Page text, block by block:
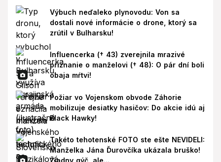
Výbuch neďaleko plynovodu: Von sa
dostali nové informácie o drone, ktorý sa
zrútil v Bulharsku!
Influencerka († 43) zverejnila mrazivé
priznanie o manželovi († 48): O pár dní boli
obaja mŕtvi!
Požiar vo Vojenskom obvode Záhorie
mobilizuje desiatky hasičov: Do akcie idú aj
Black Hawky!
Takéto tehotenské FOTO ste ešte NEVIDELI:
Manželka Jána Ďurovčíka ukázala bruško!